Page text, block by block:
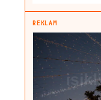
REKLAM